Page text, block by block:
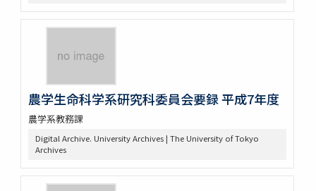
農学生命科学系研究科委員会要録 平成7年度
農学系教務課
Digital Archive. University Archives | The University of Tokyo
Archives